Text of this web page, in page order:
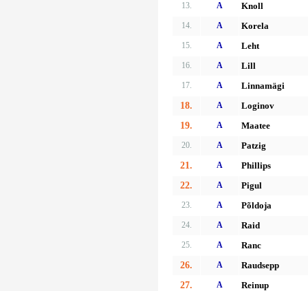
13. A Knoll
14. A Korela
15. A Leht
16. A Lill
17. A
Linnamägi
18.
A
Loginov
19.
A Maatee
20. A
Patzig
21.
A
Phillips
22.
A Pigul
23. A Põldoja
24. A Raid
25. A
Ranc
26.
A
Raudsepp
27.
A
Reinup